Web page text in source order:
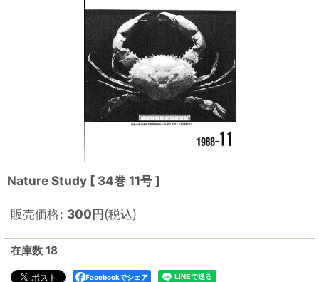
Nature Study [ 34巻 11号 ]
販売価格: 300円(税込)
在庫数 18
Facebookでシェア